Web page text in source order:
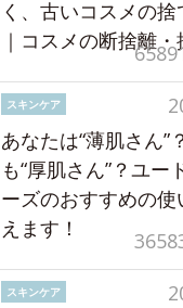
く、古いコスメの捨
｜コスメの断捨離
スキンケア
あなたは“薄肌さん”
も“厚肌さん”？ユー
ーズのおすすめの使
えます！
スキンケア